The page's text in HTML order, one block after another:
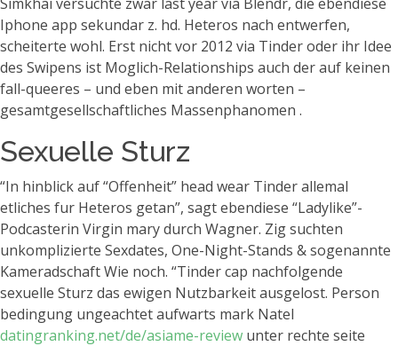
Iphone app sekundar z. hd. Heteros nach entwerfen,
scheiterte wohl. Erst nicht vor 2012 via Tinder oder ihr Idee
des Swipens ist Moglich-Relationships auch der auf keinen
fall-queeres – und eben mit anderen worten –
gesamtgesellschaftliches Massenphanomen .
Sexuelle Sturz
“In hinblick auf “Offenheit” head wear Tinder allemal
etliches fur Heteros getan”, sagt ebendiese “Ladylike”-
Podcasterin Virgin mary durch Wagner. Zig suchten
unkomplizierte Sexdates, One-Night-Stands & sogenannte
Kameradschaft Wie noch. “Tinder cap nachfolgende
sexuelle Sturz das ewigen Nutzbarkeit ausgelost. Person
bedingung ungeachtet aufwarts mark Natel
datingranking.net/de/asiame-review unter rechte seite